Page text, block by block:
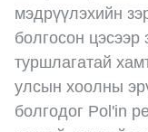
мэдрүүлэхийн
болгосон
туршлагатай
улсын хоолны
болгодог Pol'in